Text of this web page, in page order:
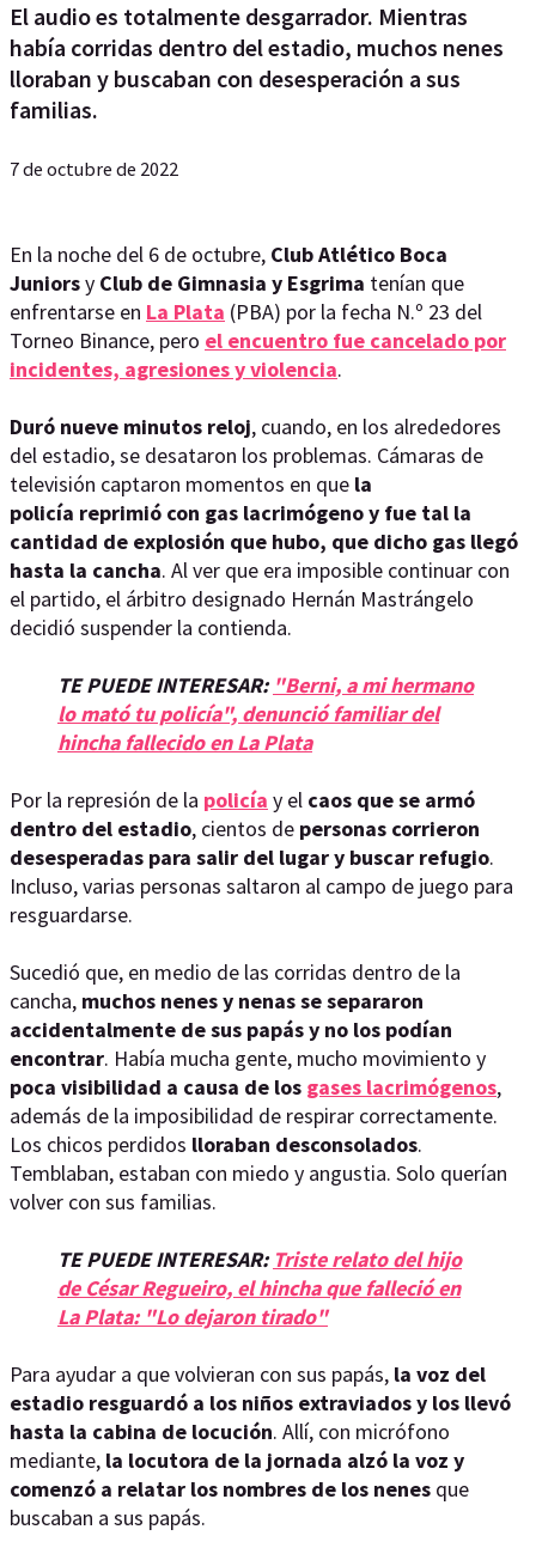
El audio es totalmente desgarrador. Mientras
había corridas dentro del estadio, muchos nenes
lloraban y buscaban con desesperación a sus
familias.
7 de octubre de 2022
En la noche del 6 de octubre, Club Atlético Boca
Juniorsy Club de Gimnasia y Esgrima tenían que
enfrentarse en La Plata (PBA) por la fecha N.º 23 del
Torneo Binance, pero el encuentro fue cancelado por
incidentes, agresiones y violencia.
Duró nueve minutos reloj, cuando, en los alrededores
del estadio, se desataron los problemas. Cámaras de
televisión captaron momentos en que la
policía reprimió con gas lacrimógeno y fue tal la
cantidad de explosión que hubo, que dicho gas llegó
hasta la cancha. Al ver que era imposible continuar con
el partido, el árbitro designado Hernán Mastrángelo
decidió suspender la contienda.
TE PUEDE INTERESAR: "Berni, a mi hermano
lo mató tu policía", denunció familiar del
hincha fallecido en La Plata
Por la represión de la policía y el caos que se armó
dentro del estadio, cientos de personas corrieron
desesperadas para salir del lugar y buscar refugio.
Incluso, varias personas saltaron al campo de juego para
resguardarse.
Sucedió que, en medio de las corridas dentro de la
cancha, muchos nenes y nenas se separaron
accidentalmente de sus papás y no los podían
encontrar. Había mucha gente, mucho movimiento y
poca visibilidad a causa de los gases lacrimógenos,
además de la imposibilidad de respirar correctamente.
Los chicos perdidos lloraban desconsolados.
Temblaban, estaban con miedo y angustia. Solo querían
volver con sus familias.
TE PUEDE INTERESAR: Triste relato del hijo
de César Regueiro, el hincha que falleció en
La Plata: "Lo dejaron tirado"
Para ayudar a que volvieran con sus papás, la voz del
estadio resguardó a los niños extraviados y los llevó
hasta la cabina de locución. Allí, con micrófono
mediante, la locutora de la jornada alzó la voz y
comenzó a relatar los nombres de los nenes que
buscaban a sus papás.